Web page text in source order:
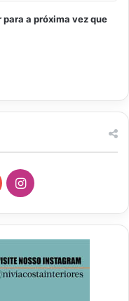
a próxima vez que
Instagram